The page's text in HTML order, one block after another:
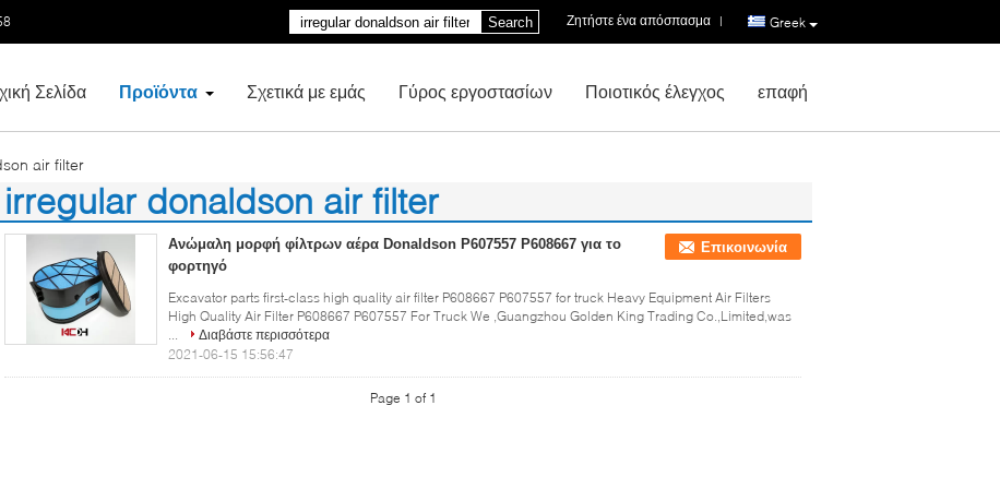
Greek
Ζητήστε ένα απόσπασμα |
Search
Σελίδα Προϊόντα Σχετικά με εμάς Γύρος εργοστασίων Ποιοτικός έλεγχος επαφή
air filter
irregular donaldson air filter
(1)
Ανώμαλη μορφή φίλτρων αέρα Donaldson P607557 P608667 για το
φορτηγό
Επικοινωνία
Excavator parts first-class high quality air filter P608667 P607557 for truck Heavy Equipment Air Filters
High Quality Air Filter P608667 P607557 For Truck We ,Guangzhou Golden King Trading Co.,Limited,was
...
Διαβάστε περισσότερα
2021-06-15 15:56:47
Page 1 of 1